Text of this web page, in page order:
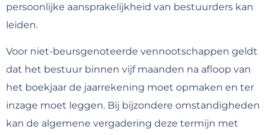
persoonlijke aansprakelijkheid van bestuurders kan
leiden.
Voor niet-beursgenoteerde vennootschappen geldt
dat het bestuur binnen vijf maanden na afloop van
het boekjaar de jaarrekening moet opmaken en ter
inzage moet leggen. Bij bijzondere omstandigheden
kan de algemene vergadering deze termijn met